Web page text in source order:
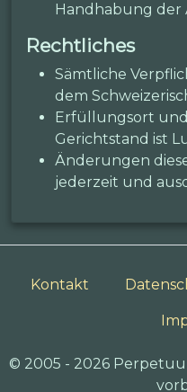
Handhabung der
Rechtliches
Sämtliche
dem
Erfüllungsort und
Gerichtstand ist
Änderungen
jederzeit und
Kontakt
© 2005 - 2026